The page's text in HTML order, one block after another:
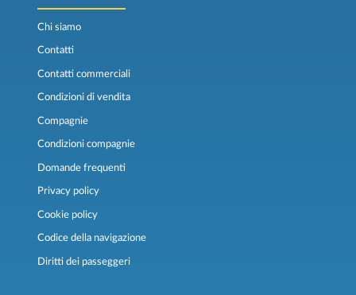
Chi siamo
Contatti
Contatti commerciali
Condizioni di vendita
Compagnie
Condizioni compagnie
Domande frequenti
Privacy policy
Cookie policy
Codice della navigazione
Diritti dei passeggeri